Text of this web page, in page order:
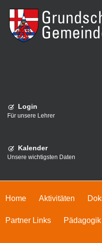
Login
Für unsere Lehrer
Kalender
Unsere wichtigsten Daten
Home Aktivitäten
Partner Links Pädagogik